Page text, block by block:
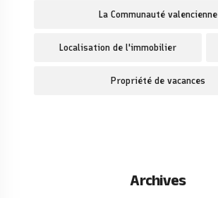
La Communauté valencienne
Localisation de l'immobilier
Propriété de vacances
Archives